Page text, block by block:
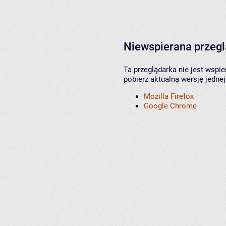
Niewspierana
Ta przeglądarka nie jest
pobierz aktualną wersję
Mozilla Firefox
Google Chrome